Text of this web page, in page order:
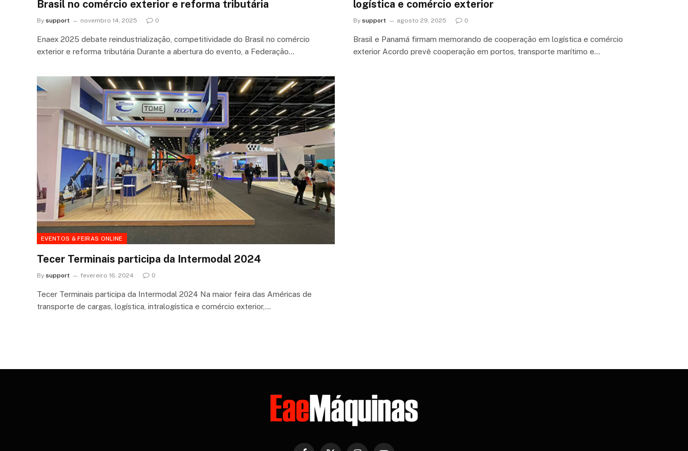
Brasil no comércio exterior e reforma tributária
By support novembro 14, 2025 0
Enaex 2025 debate reindustrialização, competitividade do Brasil no comércio
exterior e reforma tributária Durante a abertura do evento, a Federação…
logística e comércio exterior
By support agosto 29, 2025 0
Brasil e Panamá firmam memorando de cooperação em logística e comércio
exterior Acordo prevê cooperação em portos, transporte marítimo e…
EVENTOS & FEIRAS ONLINE
Tecer Terminais participa da Intermodal 2024
By support fevereiro 16, 2024 0
Tecer Terminais participa da Intermodal 2024 Na maior feira das Américas de
transporte de cargas, logística, intralogística e comércio exterior,…